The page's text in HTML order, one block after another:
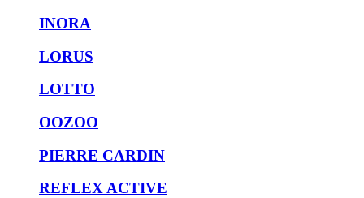
INORA
LORUS
LOTTO
OOZOO
PIERRE CARDIN
REFLEX ACTIVE